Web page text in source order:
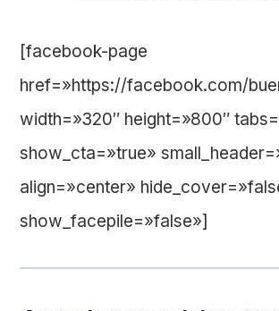
[facebook-page
href=»https://facebook.com/
width=»320″ height=»800″
show_cta=»true»
align=»center»
show_facepile=»false»]